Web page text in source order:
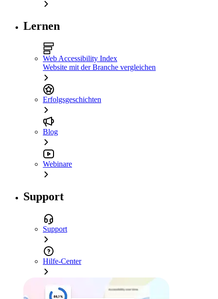
Lernen
Web Accessibility Index
Website mit der Branche vergleichen
Erfolgsgeschichten
Blog
Webinare
Support
Support
Hilfe-Center